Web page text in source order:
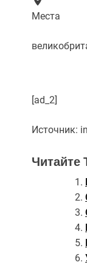
Места
[ad_2]
Источник:
Читайте